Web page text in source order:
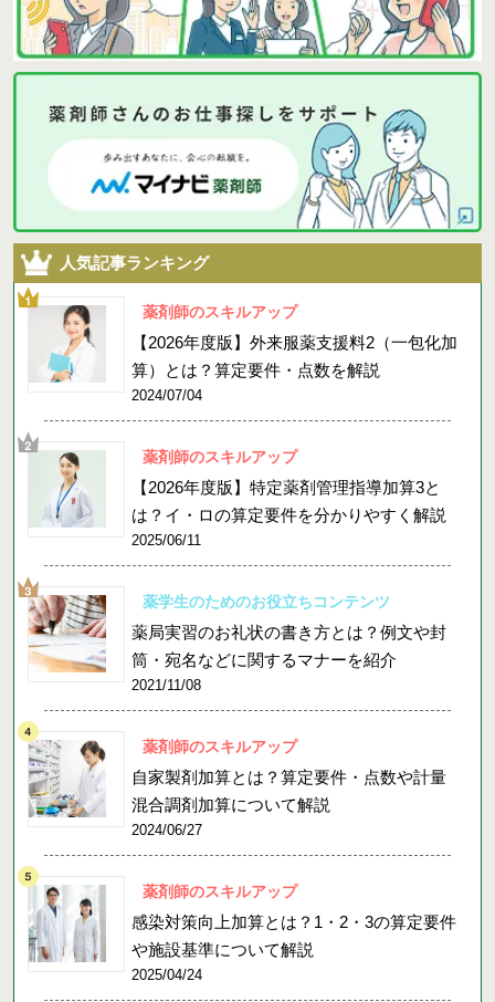
人気記事ランキング
薬剤師のスキルアップ
【2026年度版】外来服薬支援料2（一包化加
算）とは？算定要件・点数を解説
2024/07/04
薬剤師のスキルアップ
【2026年度版】特定薬剤管理指導加算3と
は？イ・ロの算定要件を分かりやすく解説
2025/06/11
薬学生のためのお役立ちコンテンツ
薬局実習のお礼状の書き方とは？例文や封
筒・宛名などに関するマナーを紹介
2021/11/08
薬剤師のスキルアップ
自家製剤加算とは？算定要件・点数や計量
混合調剤加算について解説
2024/06/27
薬剤師のスキルアップ
感染対策向上加算とは？1・2・3の算定要件
や施設基準について解説
2025/04/24